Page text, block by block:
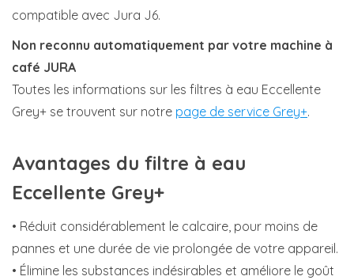
compatible avec Jura J6.
Non reconnu automatiquement par votre machine à
café JURA
Toutes les informations sur les filtres à eau Eccellente
Grey+ se trouvent sur notre page de service Grey+.
Avantages du filtre à eau
Eccellente Grey+
• Réduit considérablement le calcaire, pour moins de
pannes et une durée de vie prolongée de votre appareil.
• Élimine les substances indésirables et améliore le goût